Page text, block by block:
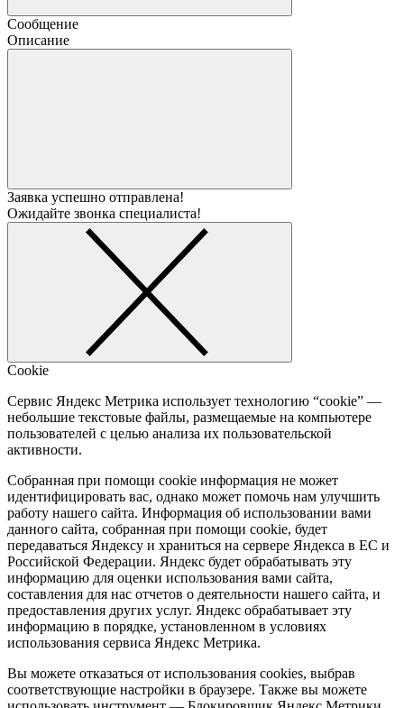
Сообщение
Описание
Заявка успешно отправлена!
Ожидайте звонка специалиста!
Cookie
Сервис Яндекс Метрика использует технологию “cookie” —
небольшие текстовые файлы, размещаемые на компьютере
пользователей с целью анализа их пользовательской
активности.
Собранная при помощи cookie информация не может
идентифицировать вас, однако может помочь нам улучшить
работу нашего сайта. Информация об использовании вами
данного сайта, собранная при помощи cookie, будет
передаваться Яндексу и храниться на сервере Яндекса в ЕС и
Российской Федерации. Яндекс будет обрабатывать эту
информацию для оценки использования вами сайта,
составления для нас отчетов о деятельности нашего сайта, и
предоставления других услуг. Яндекс обрабатывает эту
информацию в порядке, установленном в условиях
использования сервиса Яндекс Метрика.
Вы можете отказаться от использования cookies, выбрав
соответствующие настройки в браузере. Также вы можете